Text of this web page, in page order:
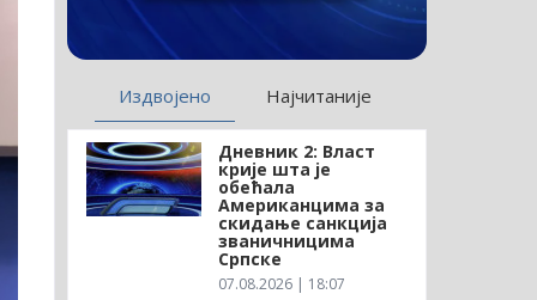
Издвојено Најчитаније
Дневник 2: Власт
крије шта је
обећала
Американцима за
скидање санкција
званичницима
Српске
07.08.2026 | 18:07